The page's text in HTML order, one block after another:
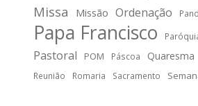
Missa Missão Ordenação
Papa Francisco
Pastoral
POM Páscoa Quaresma
Reunião Romaria Sacramento